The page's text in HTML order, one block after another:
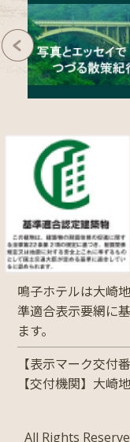
鳴子ホテルは大崎
準適合表示要網に
ます。
【表示マーク交付
【交付機関】大崎
All Rights